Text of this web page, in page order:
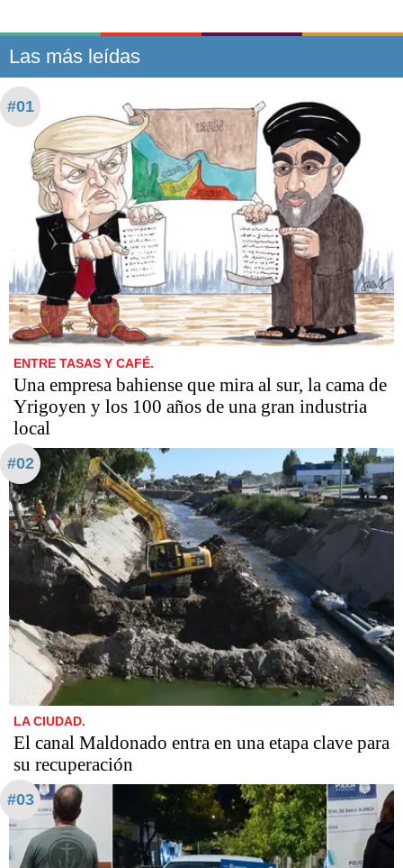
Las más leídas
#01
ENTRE TASAS Y CAFÉ.
Una empresa bahiense que mira al sur, la cama de
Yrigoyen y los 100 años de una gran industria
local
#02
LA CIUDAD.
El canal Maldonado entra en una etapa clave para
su recuperación
#03